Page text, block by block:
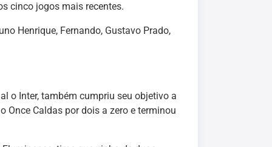
cinco jogos mais recentes.
Henrique, Fernando, Gustavo Prado,
o Inter, também cumpriu seu objetivo a
Once Caldas por dois a zero e terminou